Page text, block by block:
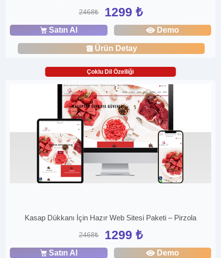
2468₺ 1299 ₺
Satın Al Demo
Ürün Detay
Çoklu Dil Özelliği
Kasap Dükkanı İçin Hazır Web Sitesi Paketi – Pirzola
2468₺ 1299 ₺
Satın Al Demo